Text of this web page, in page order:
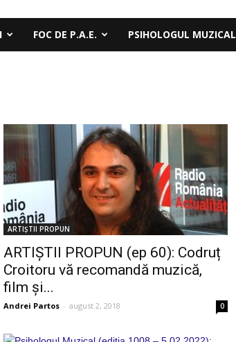
FOC DE P.A.E. PSIHOLOGUL MUZICAL
ARTIȘTII PROPUN
ARTIȘTII PROPUN (ep 60): Codruț
Croitoru vă recomandă muzică,
film și...
Andrei Partos - august 2, 2018 0